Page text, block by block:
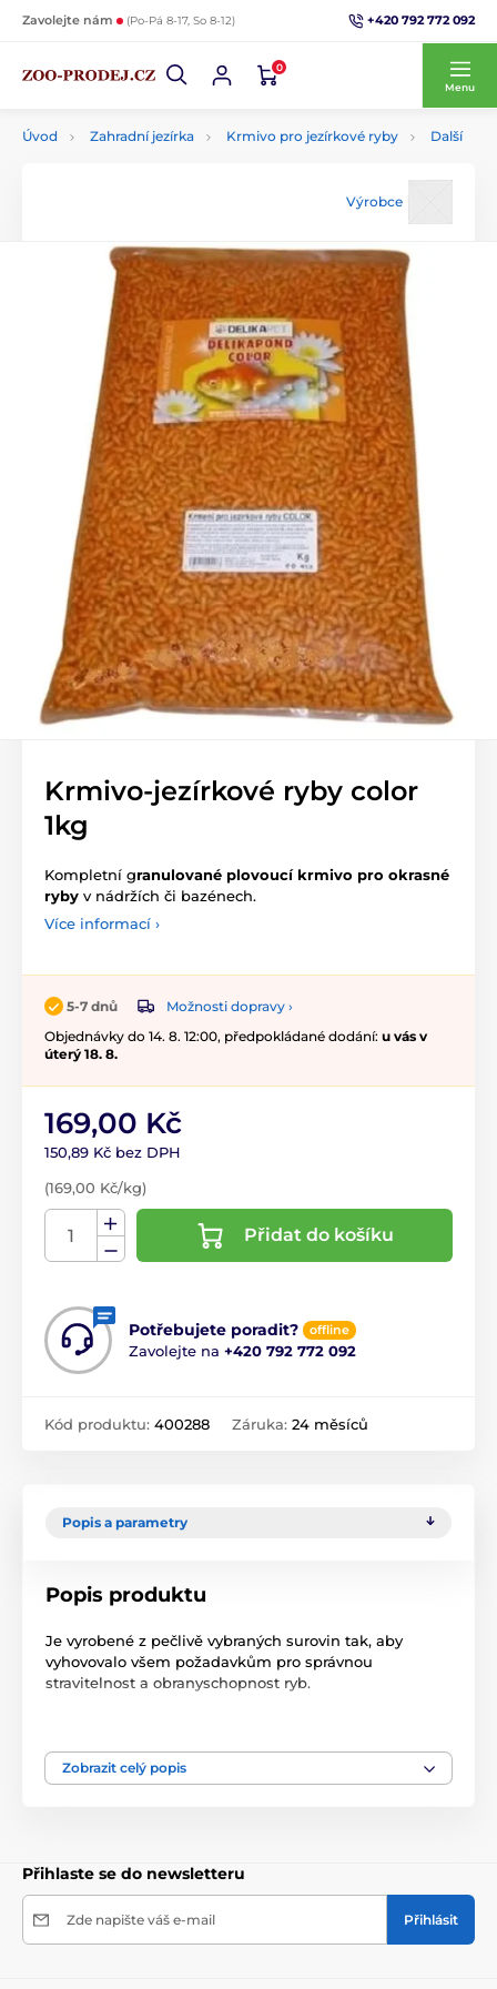
Zavolejte nám (Po-Pá 8-17, So 8-12) +420 792 772 092
0
Menu
Úvod Zahradní jezírka Krmivo pro jezírkové ryby Další
Výrobce
Krmivo-jezírkové ryby color
1kg
Kompletní granulované plovoucí krmivo pro okrasné
ryby v nádržích či bazénech.
Více informací ›
5-7 dnů
Možnosti dopravy ›
Objednávky do 14. 8. 12:00, předpokládané dodání: u vás v
úterý 18. 8.
169,00 Kč
150,89 Kč bez DPH
(169,00 Kč/kg)
Přidat do košíku
Potřebujete poradit? offline
Zavolejte na +420 792 772 092
Kód produktu: 400288 Záruka: 24 měsíců
Popis a parametry
Popis produktu
Je vyrobené z pečlivě vybraných surovin tak, aby
vyhovovalo všem požadavkům pro správnou
stravitelnost a obranyschopnost ryb.
minerální látky a vitamíny.
Krmte několikrát denně v menším množství.
Krmivo nekalí vodu a díky plovoucím schopnostem
umožnuje kontrolu krmné dávky.
Zobrazit celý popis
Přihlaste se do newsletteru
Zde napište váš e-mail Přihlásit